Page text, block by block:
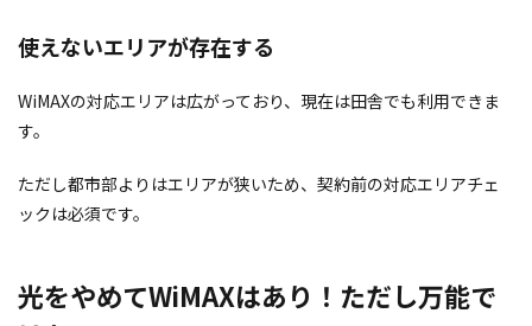
使えないエリアが存在する
WiMAXの対応エリアは広がっており、現在は田舎でも利用できま
す。
ただし都市部よりはエリアが狭いため、契約前の対応エリアチェ
ックは必須です。
光をやめてWiMAXはあり！ただし万能で